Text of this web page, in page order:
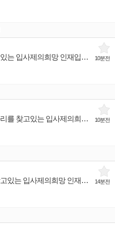
10분전
대구 전체 에서 의류 일자리를 찾고있는 입사제의희망 인재입니다.
10분전
충북 청주시 흥덕구 에서 의류 일자리를 찾고있는 입사제의희망 인재입니다.
14분전
경기 화성시 에서 의류 일자리를 찾고있는 입사제의희망 인재입니다.